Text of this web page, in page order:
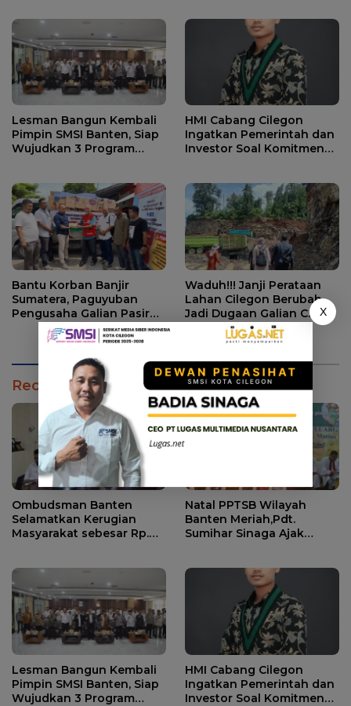
Lesman Bangun Kembali
Pimpin SMSI Banten, Siap
Wujudkan 3 Program
HMI Cabang Cilegon
Ingatkan Pemerintah dan
Investor Soal Komitmen
Bantu Korban Banjir
Sumatera, Paguyuban
Pengusaha Galian Pasir
JLS Cilegon Beri Bantuan
Kemanusiaan
Waduh!!! Janji Perataan
Lahan Cilegon Berubah
Jadi Dugaan Galian C
Pemerintah Dianggap
Tutup Mata
Recommendation for You
Ombudsman Banten
Selamatkan Kerugian
Masyarakat sebesar Rp.
Natal PPTSB Wilayah
Banten Meriah,Pdt.
Sumihar Sinaga Ajak
Lesman Bangun Kembali
Pimpin SMSI Banten, Siap
Wujudkan 3 Program
HMI Cabang Cilegon
Ingatkan Pemerintah dan
Investor Soal Komitmen
X